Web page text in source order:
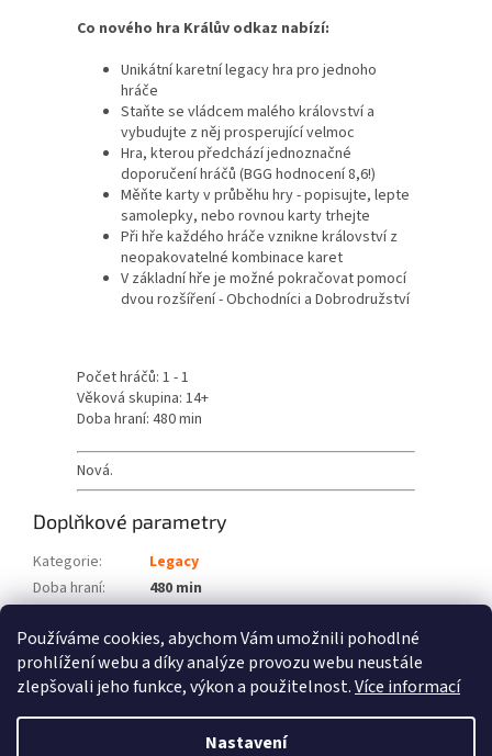
Používáme cookies, abychom Vám umožnili pohodlné
prohlížení webu a díky analýze provozu webu neustále
zlepšovali jeho funkce, výkon a použitelnost.Více informací
Nastavení
Co nového hra Králův odkaz nabízí:
Unikátní karetní legacy hra pro jednoho
hráče
Staňte se vládcem malého království a
vybudujte z něj prosperující velmoc
Hra, kterou předchází jednoznačné
doporučení hráčů (BGG hodnocení 8,6!)
Měňte karty v průběhu hry - popisujte, lepte
samolepky, nebo rovnou karty trhejte
Při hře každého hráče vznikne království z
neopakovatelné kombinace karet
V základní hře je možné pokračovat pomocí
dvou rozšíření - Obchodníci a Dobrodružství
Počet hráčů: 1 - 1
Věková skupina: 14+
Doba hraní: 480 min
Nová.
Doplňkové parametry
Kategorie:
Legacy
Doba hraní:
480 min
Věková skupina: 14+
Vytvořil Shoptet